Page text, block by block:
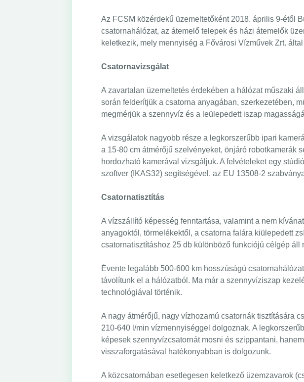
Az FCSM közérdekű üzemeltetőként 2018. április 9-étől
csatornahálózat, az átemelő telepek és házi átemelők
keletkezik, mely mennyiség a Fővárosi Vízművek Zrt.
Csatornavizsgálat
A zavartalan üzemeltetés érdekében a hálózat műszaki
során felderítjük a csatorna anyagában, szerkezetében,
megmérjük a szennyvíz és a leülepedett iszap
A vizsgálatok nagyobb része a legkorszerűbb ipari
a 15-80 cm átmérőjű szelvényeket, önjáró robotkamerák
hordozható kamerával vizsgáljuk. A felvételeket egy
szoftver (IKAS32) segítségével, az EU 13508-2
Csatornatisztítás
A vízszállító képesség fenntartása, valamint a nem
anyagoktól, törmelékektől, a csatorna falára kiülepedett
csatornatisztításhoz 25 db különböző funkciójú célgép áll
Évente legalább 500-600 km hosszúságú
távolítunk el a hálózatból. Ma már a szennyvíziszap
technológiával történik.
A nagy átmérőjű, nagy vízhozamú csatornák tisztítására
210-640 l/min vízmennyiséggel dolgoznak. A
képesek szennyvízcsatornát mosni és szippantani,
visszaforgatásával hatékonyabban is dolgozunk.
A közcsatornában esetlegesen keletkező üzemzavarok